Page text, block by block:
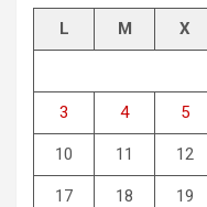
L M X
3 4 5
10 11 12
17 18 19